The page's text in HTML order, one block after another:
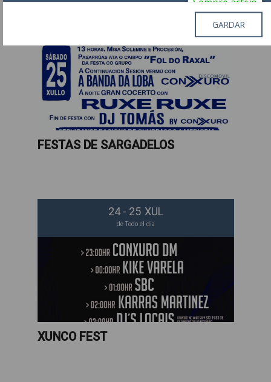
Documentación de cookies
Cookies de seguimento
GARDAR
FESTAS DE SARGADELOS
24 - 25 XUL
de Todo el dia
XUNCO FEST